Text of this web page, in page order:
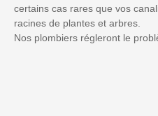
certains cas rares que vos
racines de plantes et arbres.
Nos plombiers régleront le